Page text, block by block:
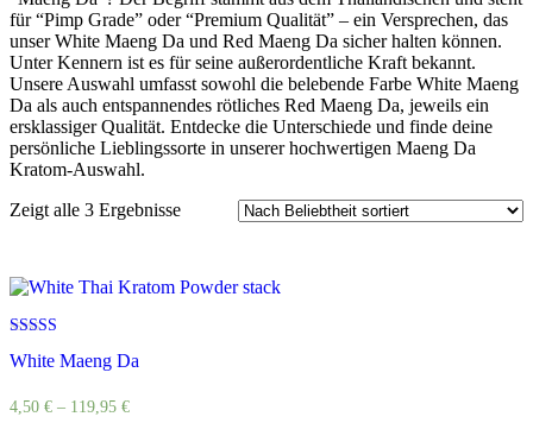
für “Pimp Grade” oder “Premium Qualität” – ein Versprechen, das
unser White Maeng Da und Red Maeng Da sicher halten können.
Unter Kennern ist es für seine außerordentliche Kraft bekannt.
Unsere Auswahl umfasst sowohl die belebende Farbe White Maeng
Da als auch entspannendes rötliches Red Maeng Da, jeweils ein
ersklassiger Qualität. Entdecke die Unterschiede und finde deine
persönliche Lieblingssorte in unserer hochwertigen Maeng Da
Kratom-Auswahl.
Zeigt alle 3 Ergebnisse
mit
White Maeng Da
4,50 € – 119,95 €